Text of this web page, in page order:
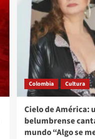
Colombia Cultura
Cielo de América:
belumbrense
mundo “Algo se